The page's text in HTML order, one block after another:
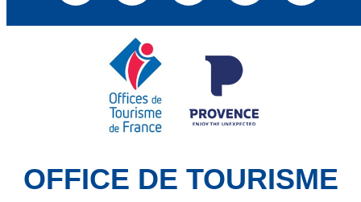
OFFICE DE TOURISME